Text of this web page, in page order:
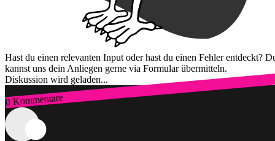
Hast du einen relevanten Input oder hast du einen Fehler entdeckt?
kannst uns dein Anliegen gerne via Formular übermitteln.
Diskussion wird geladen...
0 Kommentare
Zum Login